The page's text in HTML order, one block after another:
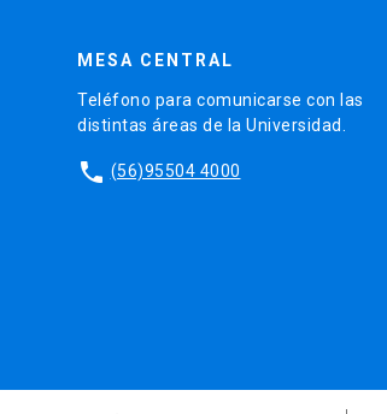
MESA CENTRAL
Teléfono para comunicarse con las
distintas áreas de la Universidad.
phone (56)95504 4000